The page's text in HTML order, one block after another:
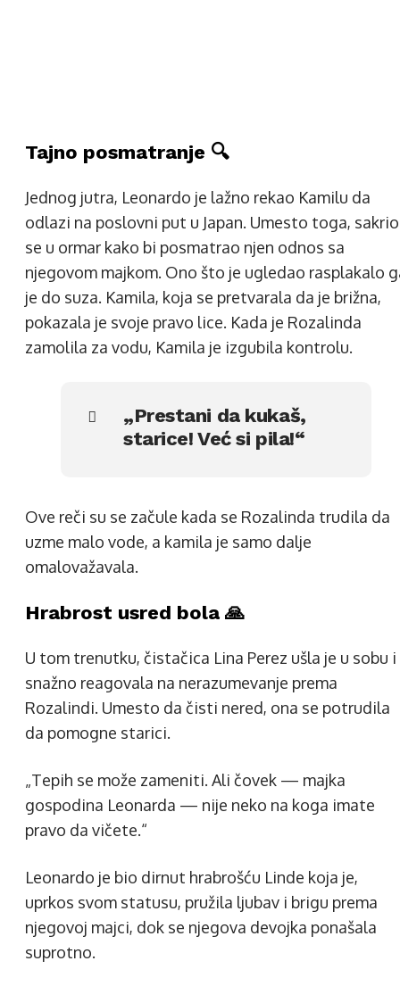
Tajno posmatranje 🔍
Jednog jutra, Leonardo je lažno rekao Kamilu da
odlazi na poslovni put u Japan. Umesto toga, sakrio
se u ormar kako bi posmatrao njen odnos sa
njegovom majkom. Ono što je ugledao rasplakalo
je do suza. Kamila, koja se pretvarala da je brižna,
pokazala je svoje pravo lice. Kada je Rozalinda
zamolila za vodu, Kamila je izgubila kontrolu.
„Prestani da kukaš,
starice! Već si pila!“
Ove reči su se začule kada se Rozalinda trudila da
uzme malo vode, a kamila je samo dalje
omalovažavala.
Hrabrost usred bola 🙏
U tom trenutku, čistačica Lina Perez ušla je u sobu i
snažno reagovala na nerazumevanje prema
Rozalindi. Umesto da čisti nered, ona se potrudila
da pomogne starici.
„Tepih se može zameniti. Ali čovek — majka
gospodina Leonarda — nije neko na koga imate
pravo da vičete.“
Leonardo je bio dirnut hrabrošću Linde koja je,
uprkos svom statusu, pružila ljubav i brigu prema
njegovoj majci, dok se njegova devojka ponašala
suprotno.